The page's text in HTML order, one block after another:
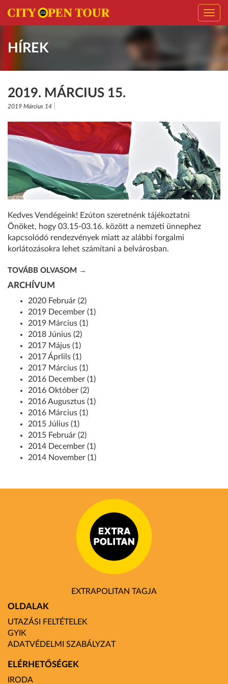
HÍREK
2019. MÁRCIUS 15.
2019 Március 14
Kedves Vendégeink! Ezúton szeretnénk tájékoztatni
Önöket, hogy 03.15-03.16. között a nemzeti ünnephez
kapcsolódó rendezvények miatt az alábbi forgalmi
korlátozásokra lehet számítani a belvárosban.
TOVÁBB OLVASOM
ARCHÍVUM
2020 Február (2)
2019 December (1)
2019 Március (1)
2018 Június (2)
2017 Május (1)
2017 Áprlils (1)
2017 Március (1)
2016 December (1)
2016 Október (2)
2016 Augusztus (1)
2016 Március (1)
2015 Július (1)
2015 Február (2)
2014 December (1)
2014 November (1)
EXTRAPOLITAN TAGJA
OLDALAK
UTAZÁSI FELTÉTELEK
GYIK
ADATVÉDELMI SZABÁLYZAT
ELÉRHETŐSÉGEK
IRODA